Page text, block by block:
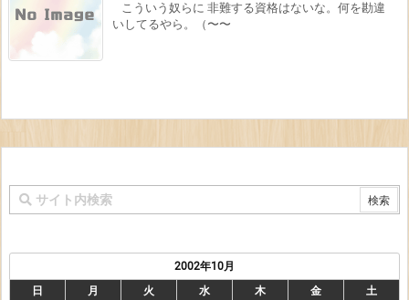
こういう奴らに 非難する資格はないな。何を勘違
いしてるやら。（〜〜
2002年10月
日
月 火 水 木 金
土